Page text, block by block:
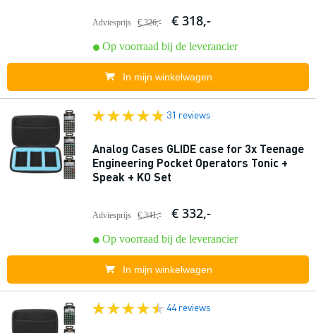
Adviesprijs € 326,- € 318,-
Op voorraad bij de leverancier
In mijn winkelwagen
31 reviews
Analog Cases GLIDE case for 3x Teenage
Engineering Pocket Operators Tonic +
Speak + KO Set
Adviesprijs € 341,- € 332,-
Op voorraad bij de leverancier
In mijn winkelwagen
44 reviews